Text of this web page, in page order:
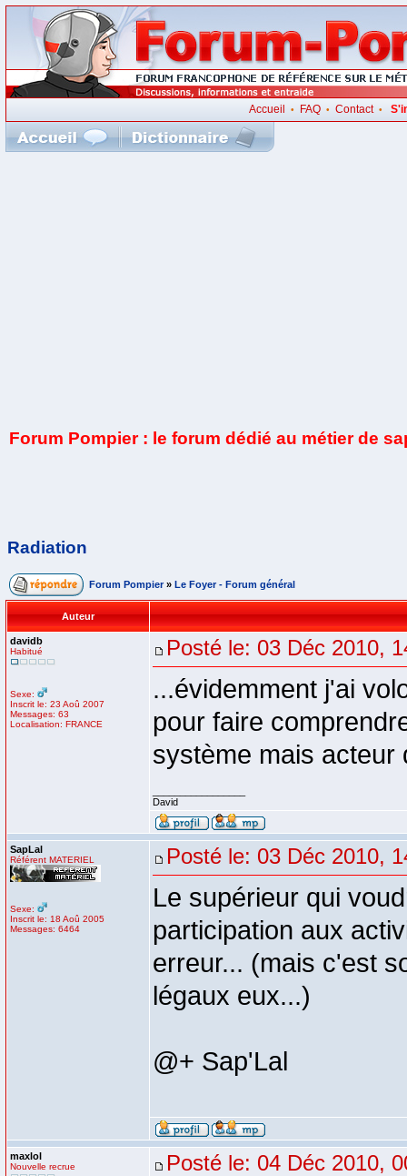
Accueil • FAQ• Contact•
Forum Pompier : le forum dédié au métier de
Radiation
Forum Pompier » Le Foyer - Forum général
Auteur
davidb
Habitué
Sexe:
Inscrit le: 23 Aoû 2007
Messages: 63
Localisation: FRANCE
Posté le: 03 Déc 2010,
...évidemment j'ai
pour faire
système mais acteur
David
SapLal
Référent MATERIEL
Sexe:
Inscrit le: 18 Aoû 2005
Messages: 6464
Posté le: 03 Déc 2010,
Le supérieur qui
participation aux
erreur... (mais c'est
légaux eux...)
@+ Sap'Lal
maxlol
Nouvelle recrue Posté le: 04 Déc 2010,